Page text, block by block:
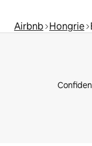
Airbnb Hongrie